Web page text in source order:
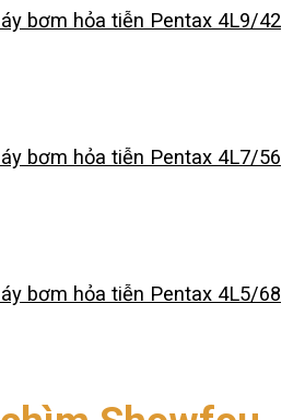
bơm hỏa tiễn Pentax 4L9/42
bơm hỏa tiễn Pentax 4L7/56
bơm hỏa tiễn Pentax 4L5/68